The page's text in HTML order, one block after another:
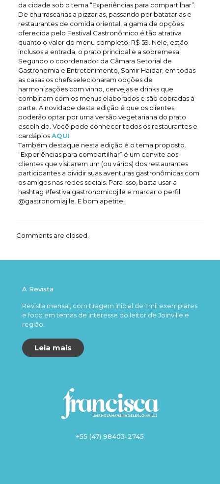
da cidade sob o tema “Experiências para compartilhar”.
De churrascarias a pizzarias, passando por batatarias e
restaurantes de comida oriental, a gama de opções
oferecida pelo Festival Gastronômico é tão atrativa
quanto o valor do menu completo, R$ 59. Nele, estão
inclusos a entrada, o prato principal e a sobremesa.
Segundo o coordenador da Câmara Setorial de
Gastronomia e Entretenimento, Samir Haidar, em todas
as casas os chefs selecionaram opções de
harmonizações com vinho, cervejas e drinks que
combinam com os menus elaborados e são cobradas à
parte. A novidade desta edição é que os clientes
poderão optar por uma versão vegetariana do prato
escolhido. Você pode conhecer todos os restaurantes e
cardápiosAQUI
Também destaque nesta edição é o tema proposto.
“Experiências para compartilhar” é um convite aos
clientes que visitarem um (ou vários) dos restaurantes
participantes a dividir suas aventuras gastronômicas com
os amigos nas redes sociais. Para isso, basta usar a
hashtag #festivalgastronomicojlle e marcar o perfil
@gastronomiajlle. E bom apetite!
Comments are closed.
A Revista
Revista mensal, com tiragem inicial de 1 mil exemplares
e foco em temas de interesse do leitor de Joinville e
região.
Leia mais
+55 (47) 98403-2745